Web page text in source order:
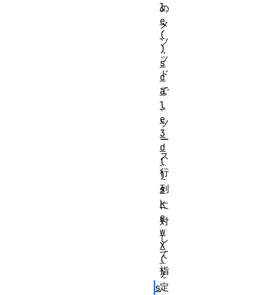
の
メ
ソ
ッ
ド
で
、
ソ
ー
ス
行
列
に
対
し
て
指
定
l
e
(
)
s
c
a
l
e
3
d
(
)
s
k
e
w
X
(
)
s